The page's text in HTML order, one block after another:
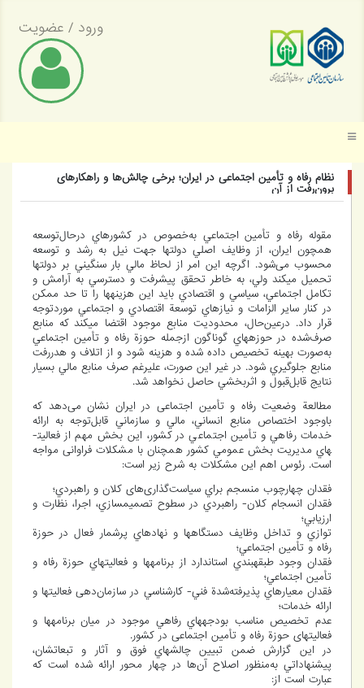
موسسه عالی پژوهش تأمین اجتماعی
ورود/عضویت
نظام رفاه و تأمین اجتماعی در ايران؛ برخی چالش‌ها و راهکارهای
برون‌رفت از آن
مقوله رفاه و تأمین اجتماعي به‌خصوص در كشورهاي درحال‌توسعه
همچون ايران، از وظايف اصلي دولت­ها جهت نيل به رشد و توسعه
محسوب می‌شود. اگرچه اين امر از لحاظ مالي بار سنگيني بر دولت­ها
تحميل مي­كند ولي، به خاطر تحقق پيشرفت و دسترسي به آرامش و
تكامل اجتماعي، سياسي و اقتصادي بايد اين هزينه­ها را تا حد ممكن
در كنار ساير الزامات و نيازهاي توسعة اقتصادي و اجتماعي موردتوجه
قرار داد. درعین‌حال، محدوديت منابع موجود اقتضا مي­كند که منابع
صرف‌شده در حوزه­هاي گوناگون ازجمله حوزة رفاه و تأمین اجتماعي
به‌صورت بهينه تخصيص داده شده و هزينه شود و از اتلاف و هدررفت
منابع جلوگيري شود. در غير این صورت، علي­رغم صرف منابع مالي بسيار
نتايج قابل‌قبول و اثربخشي حاصل نخواهد شد.
مطالعة وضعیت رفاه و تأمین اجتماعی در ايران نشان می­‌دهد كه
باوجود اختصاص منابع انساني، مالي و سازماني قابل‌توجه به ارائه
خدمات رفاهي و تأمین اجتماعي در کشور، اين بخش مهم از فعاليت­
هاي مديريت بخش عمومي كشور همچنان با مشكلات فراوانی مواجه
است. رئوس اهم اين مشکلات به شرح زير است:
فقدان چهارچوب منسجم براي سیاست‌گذاری‌های كلان و راهبردي؛
فقدان انسجام كلان- راهبردي در سطوح تصميم­سازي، اجرا، نظارت و
ارزيابي؛
توازي و تداخل وظايف دستگاه­ها و نهادهاي پرشمار فعال در حوزة
رفاه و تأمین اجتماعي؛
فقدان وجود طبقه­بندي استاندارد از برنامه­ها و فعاليت­هاي حوزة رفاه و
تأمین اجتماعي؛
فقدان معيارهاي پذیرفته‌شدة فني- كارشناسي در سازمان‌دهی فعاليت­ها و
ارائه خدمات؛
عدم تخصيص مناسب بودجه­هاي رفاهي موجود در میان برنامه­ها و
فعالیت­های حوزة رفاه و تأمین اجتماعی در كشور.
در اين گزارش ضمن تبيين چالش­هاي فوق و آثار و تبعاتشان،
پيشنهاداتي به‌منظور اصلاح آن‌ها در چهار محور ارائه شده است كه
عبارت است از: